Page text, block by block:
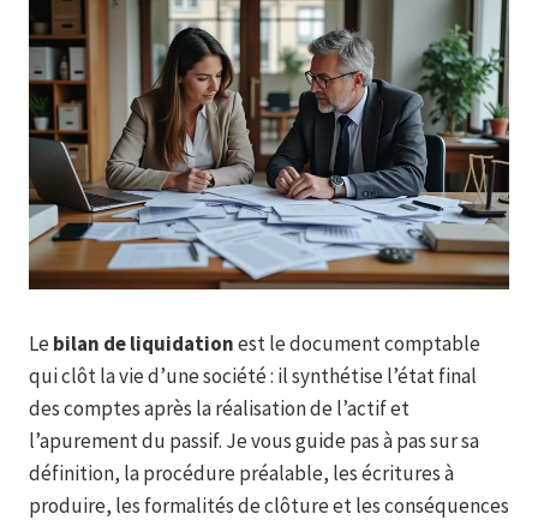
Lebilan de liquidationest le document comptable
qui clôt la vie d’une société : il synthétise l’état final
des comptes après la réalisation de l’actif et
l’apurement du passif. Je vous guide pas à pas sur sa
définition, la procédure préalable, les écritures à
produire, les formalités de clôture et les conséquences